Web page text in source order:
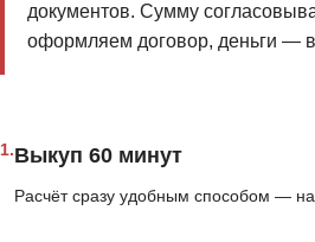
документов. Сумму
оформляем договор, деньги —
1.Выкуп 60 минут
Расчёт сразу удобным способом —